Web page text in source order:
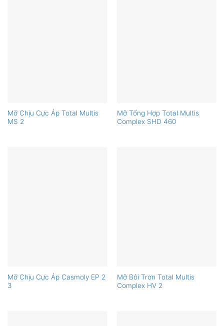
Mỡ Chịu Cực Áp Total Multis
MS 2
Mỡ Tổng Hợp Total Multis
Complex SHD 460
Mỡ Chịu Cực Áp Casmoly EP 2
3
Mỡ Bôi Trơn Total Multis
Complex HV 2